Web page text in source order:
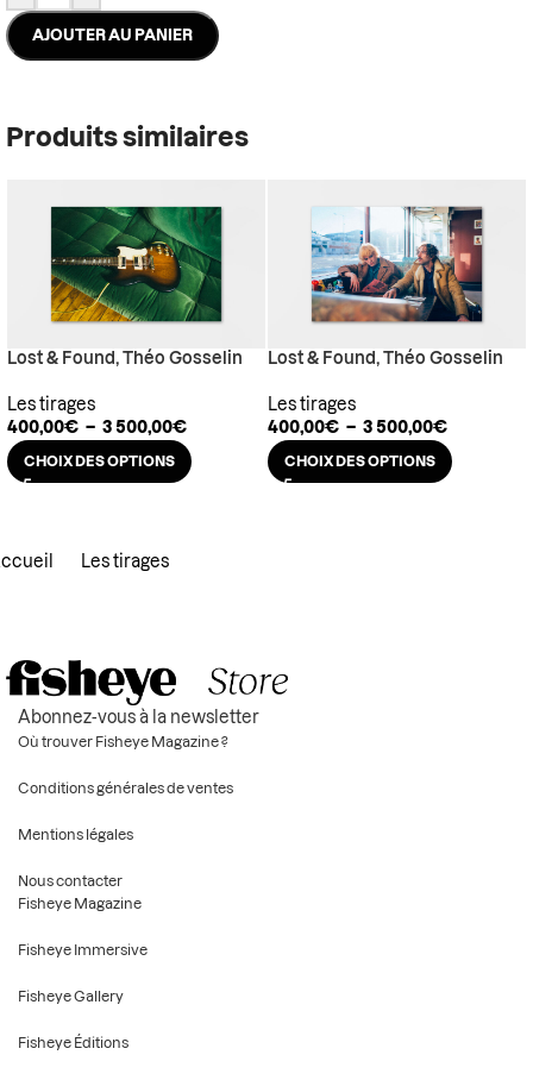
AJOUTER AU PANIER
Produits similaires
Lost & Found, Théo Gosselin
Les tirages
400,00€ – 3 500,00€
CHOIX DES OPTIONS
Lost & Found, Théo Gosselin
Les tirages
400,00€ – 3 500,00€
CHOIX DES OPTIONS
Les tirages
Abonnez-vous à la newsletter
Où trouver Fisheye Magazine ?
Conditions générales de ventes
Mentions légales
Nous contacter
Fisheye Magazine
Fisheye Immersive
Fisheye Gallery
Fisheye Éditions